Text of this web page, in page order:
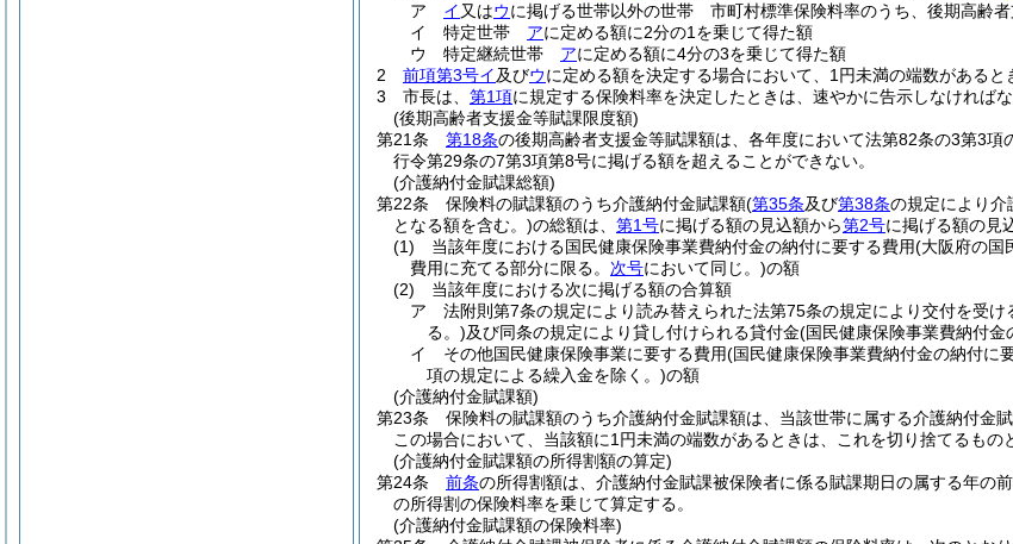
ア
イ 又はウに掲げる世帯以外の世帯 市町村標準保険料率のうち、後期高齢
イ
特定世帯 アに定める額に2分の1を乗じて得た額
ウ
特定継続世帯 アに定める額に4分の3を乗じて得た額
2
前項第3号イ及びウに定める額を決定する場合において、1円未満の端数があると
3
市長は、 第1項に規定する保険料率を決定したときは、速やかに告示しなければな
(後期高齢者支援金等賦課限度額)
第21条
第18条の後期高齢者支援金等賦課額は、各年度において法第82条の3第3
行令第29条の7第3項第8号に掲げる額を超えることができない。
(介護納付金賦課総額)
第22条
保険料の賦課額のうち介護納付金賦課額(第35条及び第38条の規定により介
となる額を含む。)の総額は、 第1号に掲げる額の見込額から第2号に掲げる額の見
(1)
当該年度における国民健康保険事業費納付金の納付に要する費用(大阪府の国
費用に充てる部分に限る。 次号において同じ。)の額
(2)
当該年度における次に掲げる額の合算額
ア
法附則第7条の規定により読み替えられた法第75条の規定により交付を受け
る。)及び同条の規定により貸し付けられる貸付金(国民健康保険事業費納付
イ
その他国民健康保険事業に要する費用(国民健康保険事業費納付金の納付に
項の規定による繰入金を除く。)の額
(介護納付金賦課額)
第23条
保険料の賦課額のうち介護納付金賦課額は、当該世帯に属する介護納付金
この場合において、当該額に1円未満の端数があるときは、これを切り捨てるもの
(介護納付金賦課額の所得割額の算定)
第24条
前条の所得割額は、介護納付金賦課被保険者に係る賦課期日の属する年の
の所得割の保険料率を乗じて算定する。
(介護納付金賦課額の保険料率)